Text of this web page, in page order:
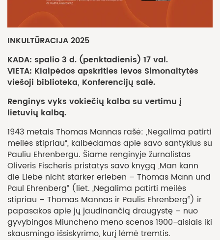
INKULTŪRACIJA 2025
KADA: spalio 3 d. (penktadienis) 17 val.
VIETA: Klaipėdos apskrities Ievos Simonaitytės
viešoji biblioteka, Konferencijų salė.
Renginys vyks vokiečių kalba su vertimu į
lietuvių kalbą.
1943 metais Thomas Mannas rašė: „Negalima patirti
meilės stipriau“, kalbėdamas apie savo santykius su
Pauliu Ehrenbergu. Šiame renginyje žurnalistas
Oliveris Fischeris pristatys savo knygą „Man kann
die Liebe nicht stärker erleben – Thomas Mann und
Paul Ehrenberg“ (liet. „Negalima patirti meilės
stipriau – Thomas Mannas ir Paulis Ehrenberg“) ir
papasakos apie jų jaudinančią draugystę – nuo
gyvybingos Miuncheno meno scenos 1900-aisiais iki
skausmingo išsiskyrimo, kurį lėmė tremtis.